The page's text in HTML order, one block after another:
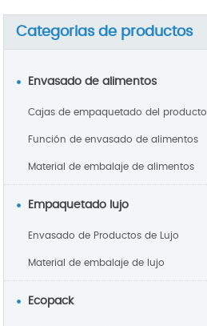
Categorias de productos
Envasado de alimentos
Cajas de empaquetado del producto
Función de envasado de alimentos
Material de embalaje de alimentos
Empaquetado lujo
Envasado de Productos de Lujo
Material de embalaje de lujo
Ecopack